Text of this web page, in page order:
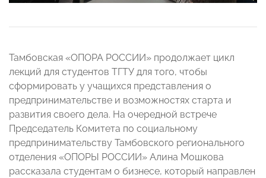
Тамбовская «ОПОРА РОССИИ» продолжает цикл
лекций для студентов ТГТУ для того, чтобы
сформировать у учащихся представления о
предпринимательстве и возможностях старта и
развития своего дела. На очередной встрече
Председатель Комитета по социальному
предпринимательству Тамбовского регионального
отделения «ОПОРЫ РОССИИ» Алина Мошкова
рассказала студентам о бизнесе, который направлен